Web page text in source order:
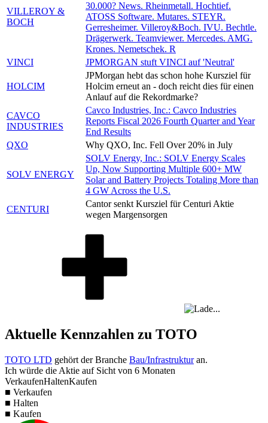
VILLEROY &
BOCH
30.000? News. Rheinmetall. Hochtief.
ATOSS Software. Mutares. STEYR.
Gerresheimer. Villeroy&Boch. IVU. Bechtle.
Drägerwerk. Teamviewer. Mercedes. AMG.
Krones. Nemetschek. R
VINCI
JPMORGAN stuft VINCI auf 'Neutral'
HOLCIM
JPMorgan hebt das schon hohe Kursziel für
Holcim erneut an - doch reicht dies für einen
Anlauf auf die Rekordmarke?
CAVCO
INDUSTRIES
Cavco Industries, Inc.: Cavco Industries
Reports Fiscal 2026 Fourth Quarter and Year
End Results
QXO
Why QXO, Inc. Fell Over 20% in July
SOLV ENERGY
SOLV Energy, Inc.: SOLV Energy Scales
Up, Now Supporting Multiple 600+ MW
Solar and Battery Projects Totaling More than
4 GW Across the U.S.
CENTURI
Cantor senkt Kursziel für Centuri Aktie
wegen Margensorgen
Aktuelle Kennzahlen zu TOTO
TOTO LTD gehört der Branche Bau/Infrastrukturan.
Ich würde die Aktie auf Sicht von 6 Monaten
VerkaufenHaltenKaufen
■ Verkaufen
■ Halten
■ Kaufen